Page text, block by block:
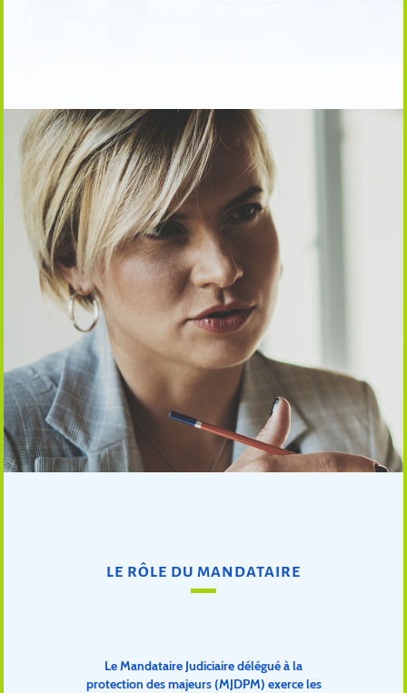
LE RÔLE DU MANDATAIRE
Le Mandataire Judiciaire délégué à la
protection des majeurs (MJDPM) exerce les